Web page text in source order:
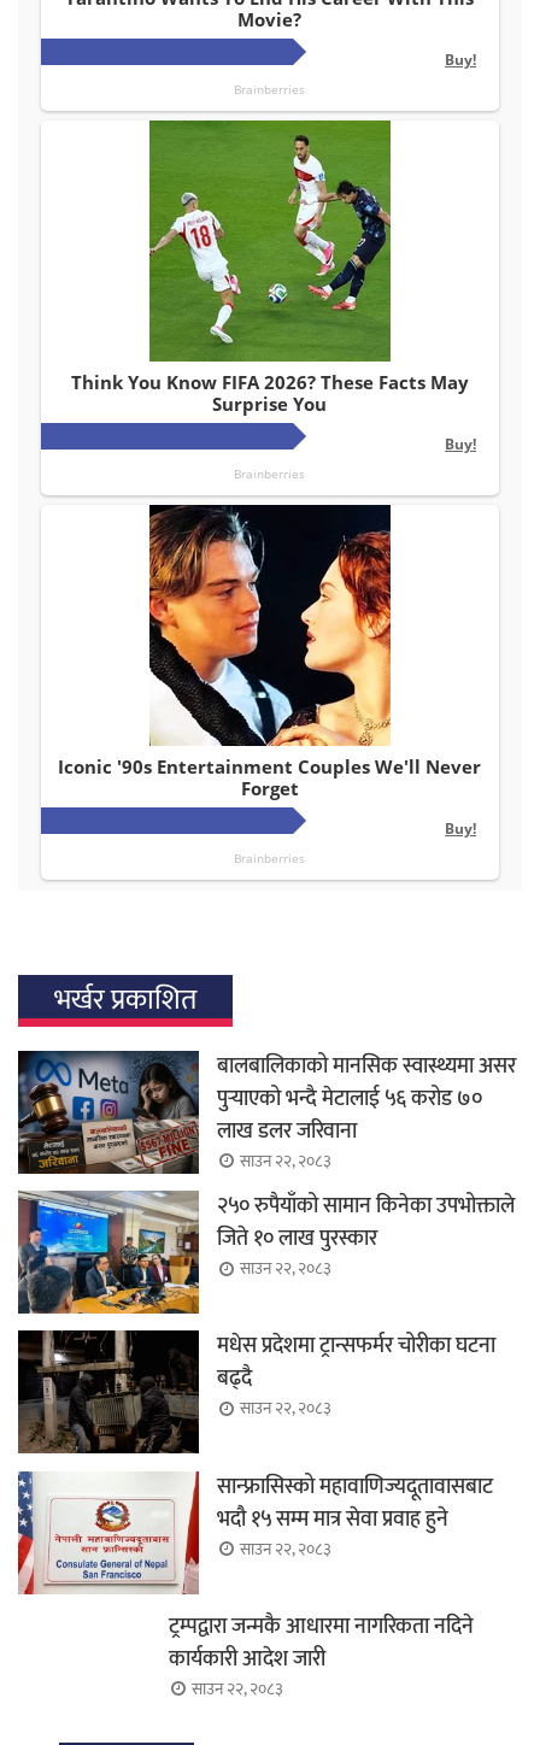
भर्खर प्रकाशित
बालबालिकाको मानसिक स्वास्थ्यमा असर
पुर्‍याएको भन्दै मेटालाई ५६ करोड ७०
लाख डलर जरिवाना
साउन २२, २०८३
२५० रुपैयाँको सामान किनेका उपभोक्ताले
जिते १० लाख पुरस्कार
साउन २२, २०८३
मधेस प्रदेशमा ट्रान्सफर्मर चोरीका घटना
बढ्दै
साउन २२, २०८३
सान्फ्रासिस्को महावाणिज्यदूतावासबाट
भदौ १५ सम्म मात्र सेवा प्रवाह हुने
साउन २२, २०८३
ट्रम्पद्वारा जन्मकै आधारमा नागरिकता नदिने
कार्यकारी आदेश जारी
साउन २२, २०८३